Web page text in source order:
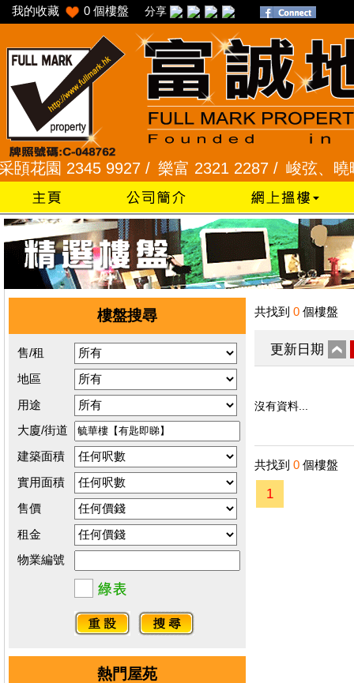
我的收藏 0 個樓盤 分享
園 2345 9927 /樂富 2321 2287 /峻弦、曉暉花
樓盤搜尋
售/租
地區
用途
大廈/街道
建築面積
實用面積
售價
租金
物業編號
熱門屋苑
共找到 0 個樓盤
更新日期
沒有資料...
共找到 0 個樓盤
1